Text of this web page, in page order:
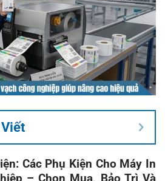
Các Phụ Kiện Cho Máy In
– Chọn Mua, Bảo Trì Và